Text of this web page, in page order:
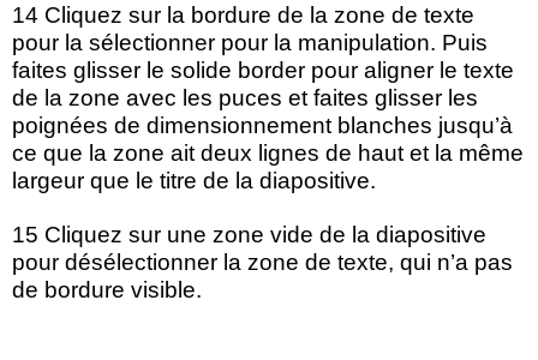
14 Cliquez sur la bordure de la zone de texte
pour la sélectionner pour la manipulation. Puis
faites glisser le solide border pour aligner le texte
de la zone avec les puces et faites glisser les
poignées de dimensionnement blanches jusqu’à
ce que la zone ait deux lignes de haut et la même
largeur que le titre de la diapositive.
15 Cliquez sur une zone vide de la diapositive
pour désélectionner la zone de texte, qui n’a pas
de bordure visible.